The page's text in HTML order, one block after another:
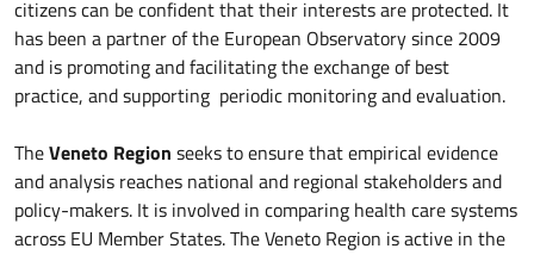
citizens can be confident that their interests are protected. It
has been a partner of the European Observatory since 2009
and is promoting and facilitating the exchange of best
practice, and supporting periodic monitoring and evaluation.
TheVeneto Region seeks to ensure that empirical evidence
and analysis reaches national and regional stakeholders and
policy-makers. It is involved in comparing health care systems
across EU Member States. The Veneto Region is active in the